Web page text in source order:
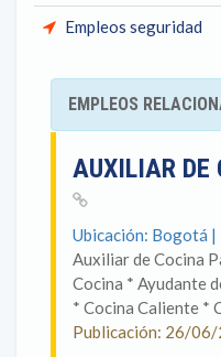
Empleos seguridad
EMPLEOS
AUXILIAR DE
Ubicación: Bogotá
Auxiliar de Cocina
Cocina * Ayudante
* Cocina Caliente *
Publicación: 26/